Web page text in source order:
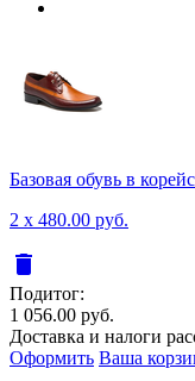
Базовая обувь в
2 x 480.00 руб.
delete
Подитог:
1 056.00 руб.
Доставка и налоги
Оформить Ваша